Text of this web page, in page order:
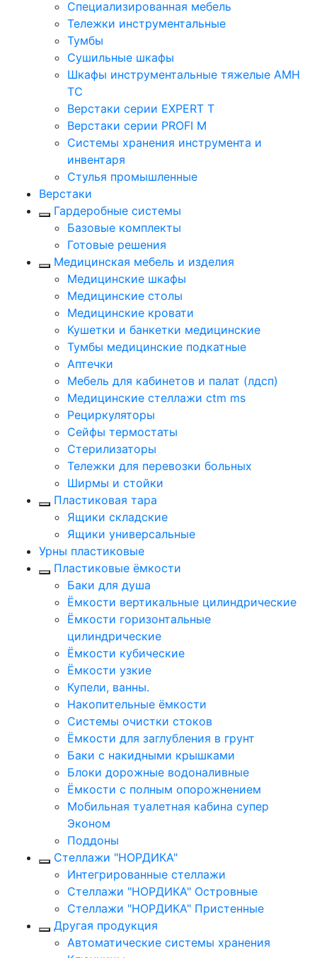
Cпециализированная мебель
Тележки инструментальные
Тумбы
Cушильные шкафы
Шкафы инструментальные тяжелые AMH
TC
Верстаки серии EXPERT T
Верстаки серии PROFI M
Системы хранения инструмента и
инвентаря
Стулья промышленные
Верстаки
Гардеробные системы
Базовые комплекты
Готовые решения
Медицинская мебель и изделия
Медицинские шкафы
Медицинские столы
Медицинские кровати
Кушетки и банкетки медицинские
Тумбы медицинские подкатные
Аптечки
Мебель для кабинетов и палат (лдсп)
Медицинские стеллажи ctm ms
Рециркуляторы
Сейфы термостаты
Стерилизаторы
Тележки для перевозки больных
Ширмы и стойки
Пластиковая тара
Ящики складские
Ящики универсальные
Урны пластиковые
Пластиковые ёмкости
Баки для душа
Ёмкости вертикальные цилиндрические
Ёмкости горизонтальные
цилиндрические
Ёмкости кубические
Ёмкости узкие
Купели, ванны.
Накопительные ёмкости
Системы очистки стоков
Ёмкости для заглубления в грунт
Баки с накидными крышками
Блоки дорожные водоналивные
Ёмкости с полным опорожнением
Мобильная туалетная кабина супер
Эконом
Поддоны
Стеллажи "НОРДИКА"
Интегрированные стеллажи
Стеллажи "НОРДИКА" Островные
Стеллажи "НОРДИКА" Пристенные
Другая продукция
Автоматические системы хранения